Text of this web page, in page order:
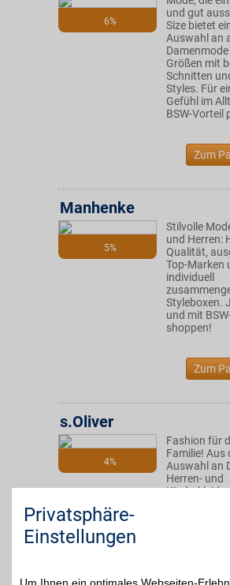
6%
und gut
Size bietet
Auswahl an
Größen mit
Schnitten
Styles. Für
Gefühl im
BSW-Vorteil
Zum
5%
Manhenke
Stilvolle
und Herren:
Qualität,
Top-Marken
individuell
Styleboxen.
und mit
shoppen!
Zum
4%
s.Oliver
Fashion für
Familie! Aus
Auswahl an
Herren- und
sowie von
und
lassen.
Privatsphäre-
Einstellungen